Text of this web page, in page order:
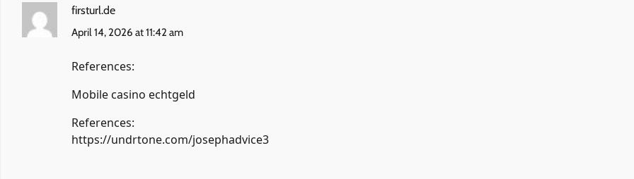
firsturl.de
April 14, 2026 at 11:42 am
References:
Mobile casino echtgeld
References:
https://undrtone.com/josephadvice3